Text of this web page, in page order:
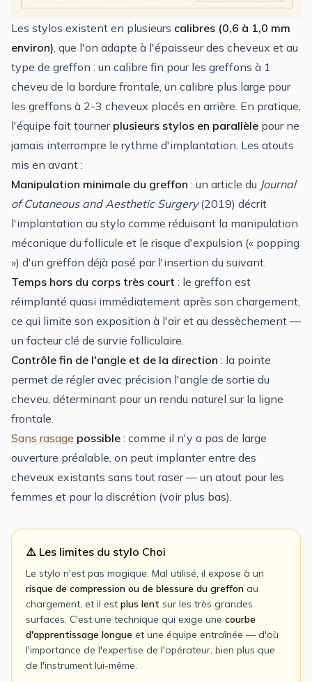
Les stylos existent en plusieurs calibres (0,6 à 1,0 mm
environ), que l'on adapte à l'épaisseur des cheveux et au
type de greffon : un calibre fin pour les greffons à 1
cheveu de la bordure frontale, un calibre plus large pour
les greffons à 2-3 cheveux placés en arrière. En pratique,
l'équipe fait tourner plusieurs stylos en parallèle pour ne
jamais interrompre le rythme d'implantation. Les atouts
mis en avant :
Manipulation minimale du greffon : un article du Journal
of Cutaneous and Aesthetic Surgery(2019) décrit
l'implantation au stylo comme réduisant la manipulation
mécanique du follicule et le risque d'expulsion (« popping
») d'un greffon déjà posé par l'insertion du suivant.
Temps hors du corps très court : le greffon est
réimplanté quasi immédiatement après son chargement,
ce qui limite son exposition à l'air et au dessèchement —
un facteur clé de survie folliculaire.
Contrôle fin de l'angle et de la direction : la pointe
permet de régler avec précision l'angle de sortie du
cheveu, déterminant pour un rendu naturel sur la ligne
frontale.
Sans rasage possible : comme il n'y a pas de large
ouverture préalable, on peut implanter entre des
cheveux existants sans tout raser — un atout pour les
femmes et pour la discrétion (voir plus bas).
⚠️ Les limites du stylo Choi
Le stylo n'est pas magique. Mal utilisé, il expose à un
risque de compression ou de blessure du greffon au
chargement, et il est plus lent sur les très grandes
surfaces. C'est une technique qui exige une courbe
d'apprentissage longue et une équipe entraînée — d'où
l'importance de l'expertise de l'opérateur, bien plus que
de l'instrument lui-même.